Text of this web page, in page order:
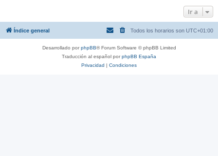
Ir a
Índice general Todos los horarios son UTC+01:00
Desarrollado porphpBB® Forum Software © phpBB Limited
Traducción al español porphpBB España
Privacidad | Condiciones